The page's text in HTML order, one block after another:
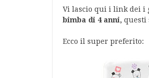
Vi lascio qui i link dei i
bimba di 4 anni, questi
Ecco il super preferito: